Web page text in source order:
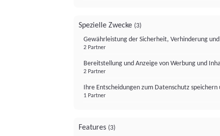
Spezielle Zwecke (3)
Gewährleistung der Sicherheit, Verhinderung
2 Partner
Bereitstellung und Anzeige von Werbung und
2 Partner
Ihre Entscheidungen zum Datenschutz
1 Partner
Features (3)